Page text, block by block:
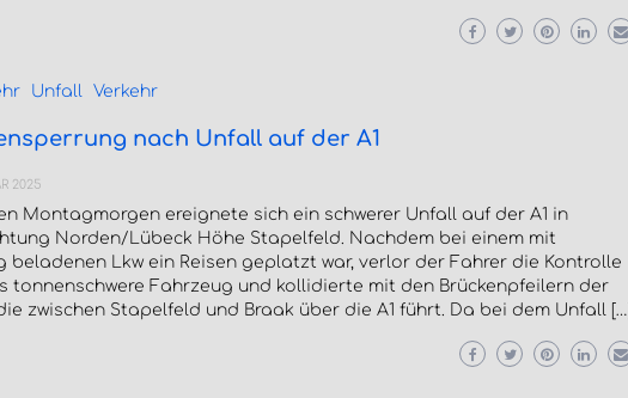
Unfall Verkehr
nach Unfall auf der A1
2025
Montagmorgen ereignete sich ein schwerer Unfall auf der A1 in
Norden/Lübeck Höhe Stapelfeld. Nachdem bei einem mit
beladenen Lkw ein Reisen geplatzt war, verlor der Fahrer die Kontrolle
tonnenschwere Fahrzeug und kollidierte mit den Brückenpfeilern der
zwischen Stapelfeld und Braak über die A1 führt. Da bei dem Unfall […]